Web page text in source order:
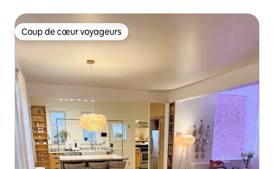
Coup de cœur voyageurs
Coup de cœur voyageurs